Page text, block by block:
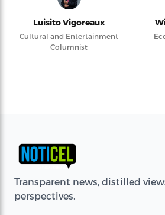
Luisito Vigoreaux
Cultural and Entertainment
Columnist
Transparent news, distilled
perspectives.